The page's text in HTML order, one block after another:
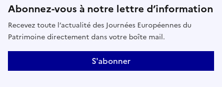
Abonnez-vous à notre lettre d’information
Recevez toute l’actualité des Journées Européennes du
Patrimoine directement dans votre boîte mail.
S'abonner